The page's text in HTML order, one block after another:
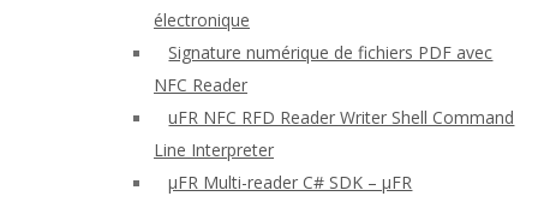
électronique
Signature numérique de fichiers PDF avec
NFC Reader
uFR NFC RFD Reader Writer Shell Command
Line Interpreter
μFR Multi-reader C# SDK – μFR